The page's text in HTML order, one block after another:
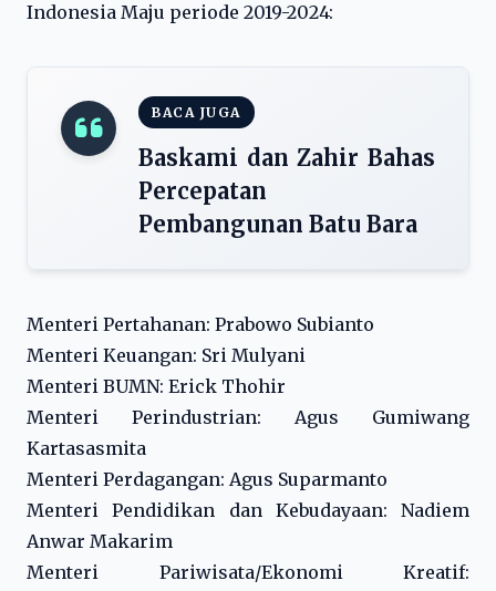
Indonesia Maju periode 2019-2024:
BACA JUGA
Baskami dan Zahir Bahas
Percepatan
Pembangunan Batu Bara
Menteri Pertahanan: Prabowo Subianto
Menteri Keuangan: Sri Mulyani
Menteri BUMN: Erick Thohir
Menteri Perindustrian: Agus Gumiwang
Kartasasmita
Menteri Perdagangan: Agus Suparmanto
Menteri Pendidikan dan Kebudayaan: Nadiem
Anwar Makarim
Menteri Pariwisata/Ekonomi Kreatif: